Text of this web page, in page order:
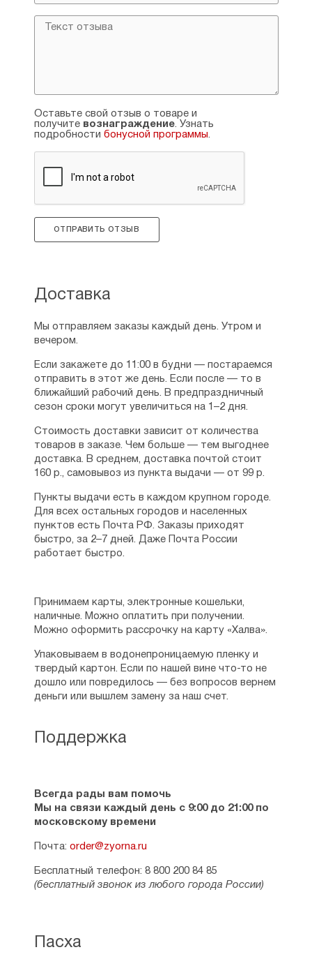
Оставьте свой отзыв о товаре и
получите вознаграждение. Узнать
подробности бонусной программы.
ОТПРАВИТЬ ОТЗЫВ
Поддержка
Всегда рады вам помочь
Мы на связи каждый день с 9:00 до 21:00 по
московскому времени
Почта: order@zyorna.ru
Бесплатный телефон: 8 800 200 84 85
(бесплатный звонок из любого города России)
Доставка
Мы отправляем заказы каждый день. Утром и
вечером.
Если закажете до 11:00 в будни — постараемся
отправить в этот же день. Если после — то в
ближайший рабочий день. В предпраздничный
сезон сроки могут увеличиться на 1–2 дня.
Стоимость доставки зависит от количества
товаров в заказе. Чем больше — тем выгоднее
доставка. В среднем, доставка почтой стоит
160 р., самовывоз из пункта выдачи — от 99 р.
Пункты выдачи есть в каждом крупном городе.
Для всех остальных городов и населенных
пунктов есть Почта РФ. Заказы приходят
быстро, за 2–7 дней. Даже Почта России
работает быстро.
Принимаем карты, электронные кошельки,
наличные. Можно оплатить при получении.
Можно оформить рассрочку на карту «Халва».
Упаковываем в водонепроницаемую пленку и
твердый картон. Если по нашей вине что-то не
дошло или повредилось — без вопросов вернем
деньги или вышлем замену за наш счет.
Пасха